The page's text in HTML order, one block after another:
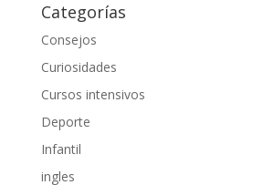
Categorías
Consejos
Curiosidades
Cursos intensivos
Deporte
Infantil
ingles